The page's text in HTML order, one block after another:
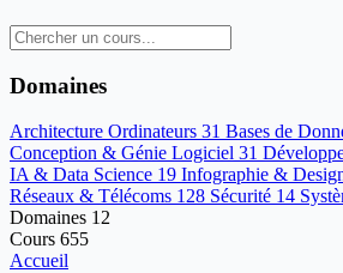
Domaines
Architecture Ordinateurs 31 Bases de
Conception & Génie Logiciel 31
IA & Data Science 19 Infographie &
Réseaux & Télécoms 128 Sécurité 14
Domaines 12
Cours 655
Accueil